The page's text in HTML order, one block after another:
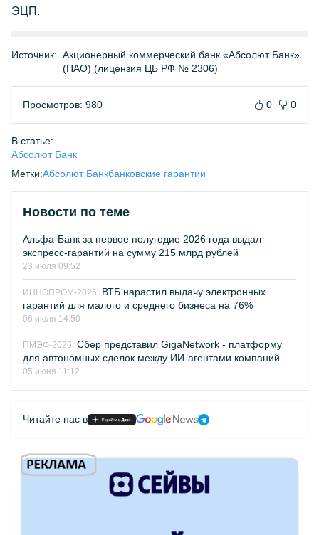
ЭЦП.
Источник: Акционерный коммерческий банк «Абсолют Банк»
(ПАО) (лицензия ЦБ РФ № 2306)
Просмотров: 980 0 0
В статье:
Абсолют Банк
Метки:Абсолют Банкбанковские гарантии
Новости по теме
Альфа-Банк за первое полугодие 2026 года выдал
экспресс-гарантий на сумму 215 млрд рублей
23 июля 09:52
ИННОПРОМ-2026: ВТБ нарастил выдачу электронных
гарантий для малого и среднего бизнеса на 76%
06 июля 14:50
ПМЭФ-2026: Сбер представил GigaNetwork - платформу
для автономных сделок между ИИ-агентами компаний
05 июня 11:12
Читайте нас в